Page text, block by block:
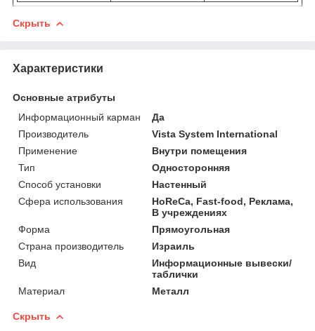
Скрыть
Характеристики
Основные атрибуты
Информационный карман
Да
Производитель
Vista System International
Применение
Внутри помещения
Тип
Односторонняя
Способ установки
Настенный
Сфера использования
HoReCa, Fast-food, Реклама,
В учреждениях
Форма
Прямоугольная
Страна производитель
Израиль
Вид
Информационные вывески/
таблички
Материал
Металл
Скрыть